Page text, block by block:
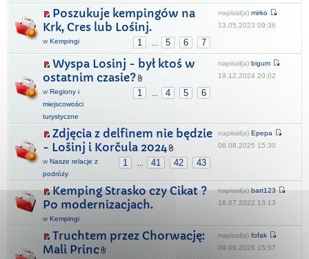
Poszukuje kempingów na
Krk, Cres lub Lośinj.
1 ... 5 6 7
w Kempingi
napisał(a) mirko
13.05.2023 09:36
Wyspa Losinj - był ktoś w
ostatnim czasie?
1 ... 4 5 6
w Regiony i
miejscowości
turystyczne
napisał(a) bigum
19.12.2024 20:02
Zdjęcia z delfinem nie będzie
- Lošinj i Korčula 2024
1 ... 41 42 43
w Nasze relacje z
podróży
napisał(a) Epepa
06.08.2025 15:30
Kemping Strasko czy Cikat ?
Po modernizacjach.
w Kempingi
napisał(a)bart123
18.07.2022 13:13
Truchtem przez Chorwację:
Mali Princ
napisał(a) fofak
09.08.2026 15:57